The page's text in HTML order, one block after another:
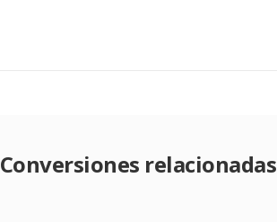
Conversiones relacionadas